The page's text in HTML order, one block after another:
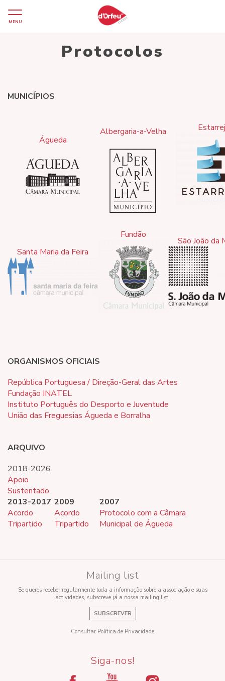
MENU
Protocolos
MUNICÍPIOS
Águeda
Albergaria-a-Velha
Santa Maria da Feira
Fundão
São João da
ORGANISMOS OFICIAIS
República Portuguesa / Direção-Geral das Artes
Fundação INATEL
Instituto Português do Desporto e Juventude
União das Freguesias Águeda e Borralha
ARQUIVO
2018-2026
Apoio
Sustentado
2013-2017
Acordo
Tripartido
2009
Acordo
Tripartido
2007
Protocolo com a Câmara
Municipal de Águeda
Mailing list
Se queres receber regularmente toda a informação sobre a associação e suas
actividades, subscreve já a nossa mailing list.
SUBSCREVER
Consultar Política de Privacidade
Siga-nos!